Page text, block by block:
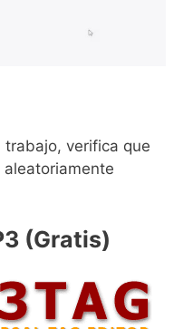
trabajo, verifica que
(Gratis)